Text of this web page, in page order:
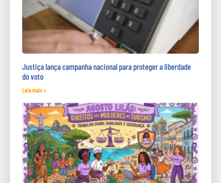
Justiça lança campanha nacional para proteger a liberdade
do voto
Leia mais »